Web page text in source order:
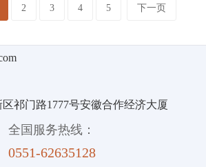
2 3 4 5 下一页
祁门路1777号安徽合作经济大厦
全国服务热线：
0551-62635128